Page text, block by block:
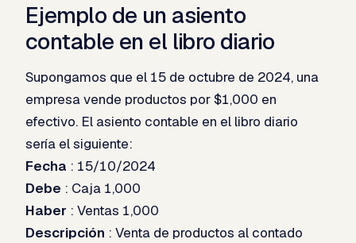
Ejemplo de un asiento
contable en el libro diario
Supongamos que el 15 de octubre de 2024, una
empresa vende productos por $1,000 en
efectivo. El asiento contable en el libro diario
sería el siguiente:
Fecha : 15/10/2024
Debe : Caja 1,000
Haber : Ventas 1,000
Descripción : Venta de productos al contado